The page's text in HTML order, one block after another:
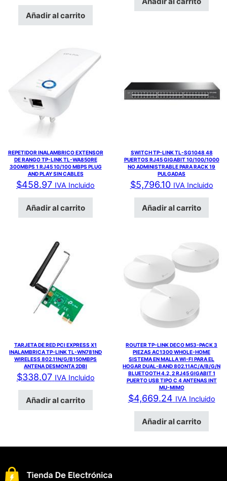
Añadir al carrito
REPETIDOR INALAMBRICO EXTENSOR
DE RANGO TP-LINK TL-WA850RE
300MBPS 1 RJ45 10/100 MBPS PLUG
AND PLAY SIN CABLES
$458.97 IVA Incluido
Añadir al carrito
SWITCH TP-LINK TL-SG1048 48
PUERTOS RJ45 GIGABIT 10/100/1000
NO ADMINISTRABLE PARA RACK 19
PULGADAS
$5,796.10 IVA Incluido
Añadir al carrito
TARJETA DE RED PCI EXPRESS X1
INALAMBRICA TP-LINK TL-WN781ND
WIRELESS 802.11N/G/B150MBPS
ANTENA DESMONTA 2DBI
$338.07 IVA Incluido
Añadir al carrito
ROUTER TP-LINK DECO M53-PACK 3
PIEZAS AC1300 WHOLE-HOME
SISTEMA EN MALLA WI-FI PARA EL
HOGAR DUAL-BAND 802.11AC/A/B/G/N
BLUETOOTH 4.2, 2 RJ45 GIGABIT 1
PUERTO USB TIPO C 4 ANTENAS INT
MU-MIMO
$4,669.24 IVA Incluido
Añadir al carrito